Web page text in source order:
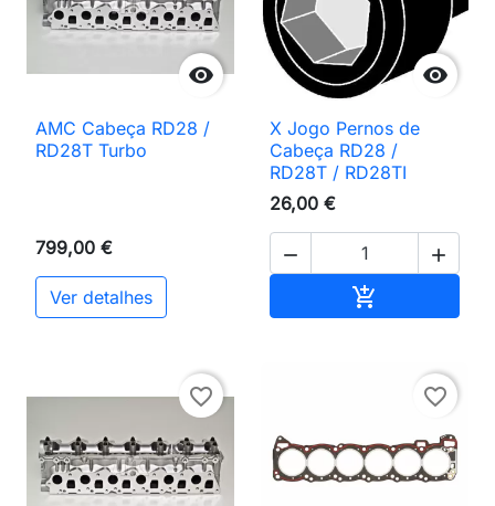

AMC Cabeça RD28 /
RD28T Turbo
799,00 €
Ver detalhes

X Jogo Pernos de
Cabeça RD28 /
RD28T / RD28TI
26,00 €
 

favorite_border favorite_border